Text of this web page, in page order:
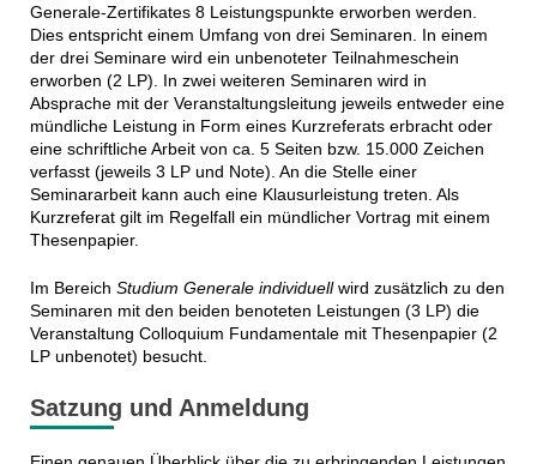
Generale-Zertifikates 8 Leistungspunkte erworben werden.
Dies entspricht einem Umfang von drei Seminaren. In einem
der drei Seminare wird ein unbenoteter Teilnahmeschein
erworben (2 LP). In zwei weiteren Seminaren wird in
Absprache mit der Veranstaltungsleitung jeweils entweder eine
mündliche Leistung in Form eines Kurzreferats erbracht oder
eine schriftliche Arbeit von ca. 5 Seiten bzw. 15.000 Zeichen
verfasst (jeweils 3 LP und Note). An die Stelle einer
Seminararbeit kann auch eine Klausurleistung treten. Als
Kurzreferat gilt im Regelfall ein mündlicher Vortrag mit einem
Thesenpapier.
Im Bereich Studium Generale individuellwird zusätzlich zu den
Seminaren mit den beiden benoteten Leistungen (3 LP) die
Veranstaltung Colloquium Fundamentale mit Thesenpapier (2
LP unbenotet) besucht.
Satzung und Anmeldung